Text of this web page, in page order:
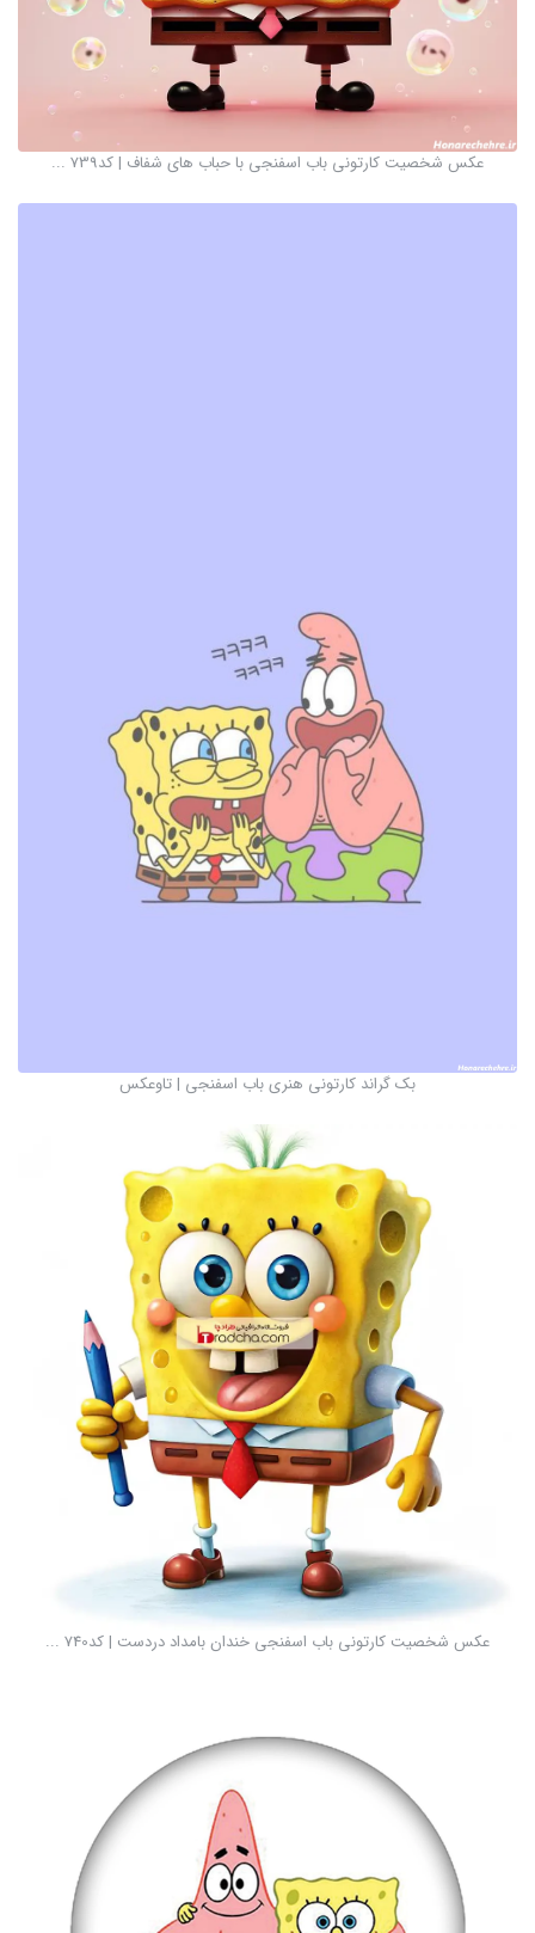
عکس شخصیت کارتونی باب اسفنجی با حباب های شفاف | کد739 ...
بک گراند کارتونی هنری باب اسفنجی | تاوعکس
عکس شخصیت کارتونی باب اسفنجی خندان بامداد دردست | کد740 ...